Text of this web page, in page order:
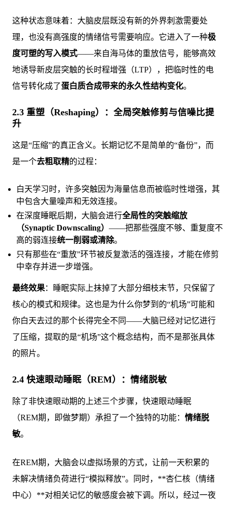
这种状态意味着：大脑皮层既没有新的外界刺激需要处
理，也没有高强度的情绪信号需要响应。它进入了一种极
度可塑的写入模式——来自海马体的重放信号，能够高效
地诱导新皮层突触的长时程增强（LTP），把临时性的电
信号转化成了蛋白质合成带来的永久性结构变化。
2.3 重塑（Reshaping）：全局突触修剪与信噪比提
升
这是“压缩”的真正含义。长期记忆不是简单的“备份”，而
是一个去粗取精的过程：
白天学习时，许多突触因为海量信息而被临时性增强，其
中包含大量噪声和无效连接。
在深度睡眠后期，大脑会进行全局性的突触缩放
（Synaptic Downscaling） ——把那些强度不够、重复度不
高的弱连接统一削弱或清除。
只有那些在“重放”环节被反复激活的强连接，才能在修剪
中幸存并进一步增强。
最终效果：睡眠实际上抹掉了大部分细枝末节，只保留了
核心的模式和规律。这也是为什么你梦到的“机场”可能和
你白天去过的那个长得完全不同——大脑已经对记忆进行
了压缩，提取的是“机场”这个概念结构，而不是那张具体
的照片。
2.4 快速眼动睡眠（REM）：情绪脱敏
除了非快速眼动期的上述三个步骤，快速眼动睡眠
（REM期，即做梦期）承担了一个独特的功能： 情绪脱
敏。
在REM期，大脑会以虚拟场景的方式，让前一天积累的
未解决情绪负荷进行“模拟释放”。同时，**杏仁核（情绪
中心）**对相关记忆的敏感度会被下调。所以，经过一夜